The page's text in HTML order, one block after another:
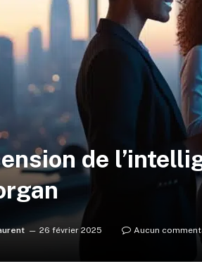
de
26 février 2025 Aucun